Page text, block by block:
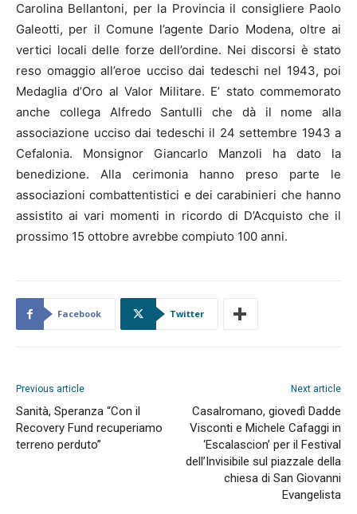
Carolina Bellantoni, per la Provincia il consigliere Paolo
Galeotti, per il Comune l’agente Dario Modena, oltre ai
vertici locali delle forze dell’ordine. Nei discorsi è stato
reso omaggio all’eroe ucciso dai tedeschi nel 1943, poi
Medaglia d’Oro al Valor Militare. E’ stato commemorato
anche collega Alfredo Santulli che dà il nome alla
associazione ucciso dai tedeschi il 24 settembre 1943 a
Cefalonia. Monsignor Giancarlo Manzoli ha dato la
benedizione. Alla cerimonia hanno preso parte le
associazioni combattentistici e dei carabinieri che hanno
assistito ai vari momenti in ricordo di D’Acquisto che il
prossimo 15 ottobre avrebbe compiuto 100 anni.
Facebook Twitter
Previous article
Sanità, Speranza “Con il
Recovery Fund recuperiamo
terreno perduto”
Next article
Casalromano, giovedì Dadde
Visconti e Michele Cafaggi in
‘Escalascion’ per il Festival
dell’Invisibile sul piazzale della
chiesa di San Giovanni
Evangelista